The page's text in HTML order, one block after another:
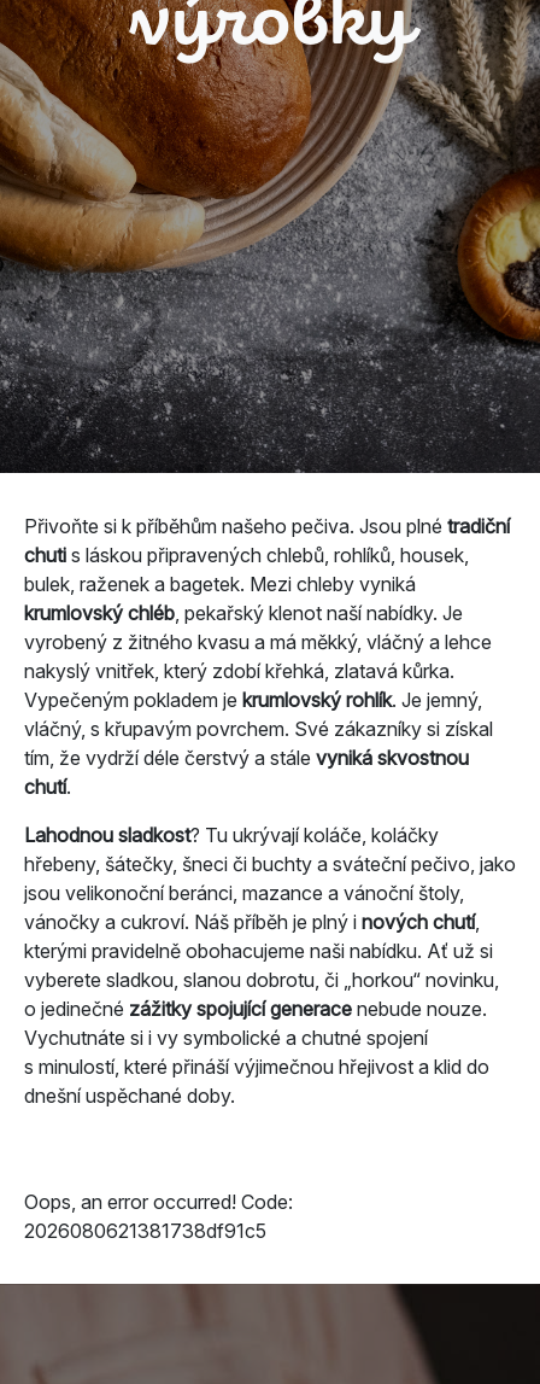
výrobky
Přivoňte si k příběhům našeho pečiva. Jsou plné tradiční
chuti s láskou připravených chlebů, rohlíků, housek,
bulek, raženek a bagetek. Mezi chleby vyniká
krumlovský chléb , pekařský klenot naší nabídky. Je
vyrobený z žitného kvasu a má měkký, vláčný a lehce
nakyslý vnitřek, který zdobí křehká, zlatavá kůrka.
Vypečeným pokladem je krumlovský rohlík. Je jemný,
vláčný, s křupavým povrchem. Své zákazníky si získal
tím, že vydrží déle čerstvý a stále vyniká skvostnou
chutí.
Lahodnou sladkost? Tu ukrývají koláče, koláčky
hřebeny, šátečky, šneci či buchty a sváteční pečivo, jako
jsou velikonoční beránci, mazance a vánoční štoly,
vánočky a cukroví. Náš příběh je plný i nových chutí,
kterými pravidelně obohacujeme naši nabídku. Ať už si
vyberete sladkou, slanou dobrotu, či „horkou“ novinku,
o jedinečné zážitky spojující generace nebude nouze.
Vychutnáte si i vy symbolické a chutné spojení
s minulostí, které přináší výjimečnou hřejivost a klid do
dnešní uspěchané doby.
Oops, an error occurred! Code:
2026080621381738df91c5